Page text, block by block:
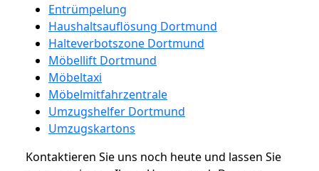
Entrümpelung
Haushaltsauflösung Dortmund
Halteverbotszone Dortmund
Möbellift Dortmund
Möbeltaxi
Möbelmitfahrzentrale
Umzugshelfer Dortmund
Umzugskartons
Kontaktieren Sie uns noch heute und lassen Sie